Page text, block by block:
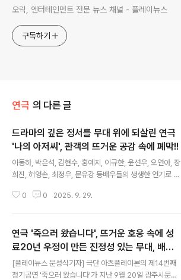
오락, 엔터테인먼트 전문 뉴스 채널 - 플레이뉴스
구독하기
연극 의 다른 글
드라마의 깊은 정서를 무대 위에 되살린 연극
'나의 아저씨', 관객의 뜨거운 공감 속에 폐막!!
이동하, 박은석, 김현수, 홍예지, 이규한, 윤선우, 오연아, 장
희진, 허영손, 최정우, 문유강 등배우들의 생생한 연기로 무
'나의 아저씨' 폐막! - 드라마에 이어 연극으로도 호평! 무대
황리 폐막!- 무대의 밀도와 정서로 드라마의 여운을 확장시
킨 연극 '나의 아저씨', LG아트센터 서울에서 성황리에 막
내리다!- 무대 위에서 되살아난 위로와 연대의 서사, 한 달
간의 뜨거운 공감! 연극 '나의 아저씨' 막 내리다. [플레이뉴
0 0 2025. 9. 29.
연극 '죽으러 왔습니다', 뜨거운 호응 속에 성
료20년 우정이 만든 진정성 있는 무대, 배우
홍경민의 깊은 연기로 관객의 공감 이끌어
[플레이뉴스 문성식기자] 극단 아츠플레이본의 제14번째
정기공연 '죽으러 왔습니다'가 지난 9월 20일 광주시문화